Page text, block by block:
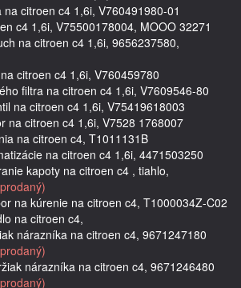
na citroen c4 1,6i, V760491980-01
c4 1,6i, V75500178004, MOOO 32271
na citroen c4 1,6i, 9656237580,
citroen c4 1,6i, V760459780
filtra na citroen c4 1,6i, V7609546-80
na citroen c4 1,6i, V75419618003
na citroen c4 1,6i, V7528 1768007
na citroen c4, T1011131B
na citroen c4 1,6i, 4471503250
kapoty na citroen c4 , tiahlo,
na kúrenie na citroen c4, T1000034Z-C02
na citroen c4,
nárazníka na citroen c4, 9671247180
nárazníka na citroen c4, 9671246480